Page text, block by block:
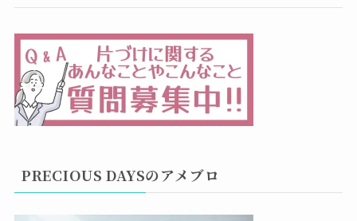
PRECIOUS DAYSのアメブロ